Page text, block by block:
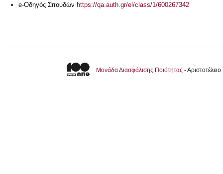
e-Οδηγός Σπουδών https://qa.auth.gr/el/class/1/600267342
Μονάδα Διασφάλισης Ποιότητας -